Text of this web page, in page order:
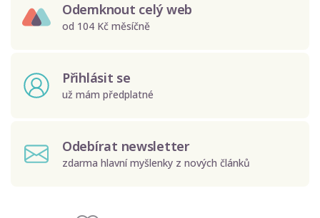
Odemknout celý web
od 104 Kč měsíčně
Přihlásit se
už mám předplatné
Odebírat newsletter
zdarma hlavní myšlenky z nových článků